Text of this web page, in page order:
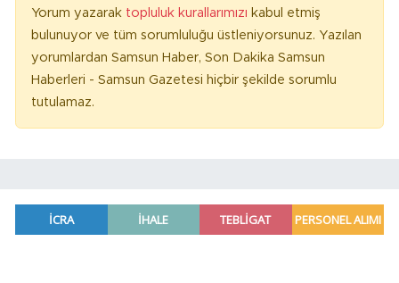
Yorum yazarak topluluk kurallarımızı kabul etmiş
bulunuyor ve tüm sorumluluğu üstleniyorsunuz. Yazılan
yorumlardan Samsun Haber, Son Dakika Samsun
Haberleri - Samsun Gazetesi hiçbir şekilde sorumlu
tutulamaz.